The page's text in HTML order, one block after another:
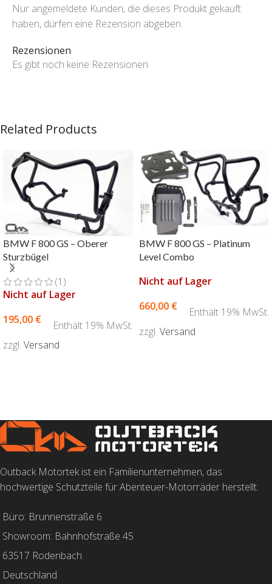
Rezensionen
Es gibt noch keine Rezensionen
Nur angemeldete Kunden, die dieses Produkt gekauft
haben, dürfen eine Rezension abgeben.
Related Products
BMW F 800 GS – Oberer
Sturzbügel
(1)
Nicht auf Lager
195,00 €
Enthält 19% MwSt.
zzgl. Versand
BMW F 800 GS – Platinum
Level Combo
Nicht auf Lager
660,00 €
Enthält 19% MwSt.
zzgl. Versand
Outback Motortek ist ein Familienunternehmen, das
hochwertige Schutzteile für Abenteuer-Motorräder herstellt.
Büro: Brunnenstraße 6
Showroom: Bahnhofstraße 45
63517 Rodenbach
Deutschland